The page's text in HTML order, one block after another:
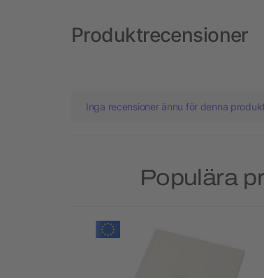
Produktrecensioner
Inga recensioner ännu för denna
Populära